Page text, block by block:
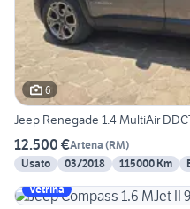
6
12.500 €Artena (RM)
Usato
03/2018 115000 Km
Vetrina